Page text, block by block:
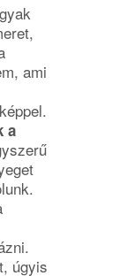
ami
a
úgyis